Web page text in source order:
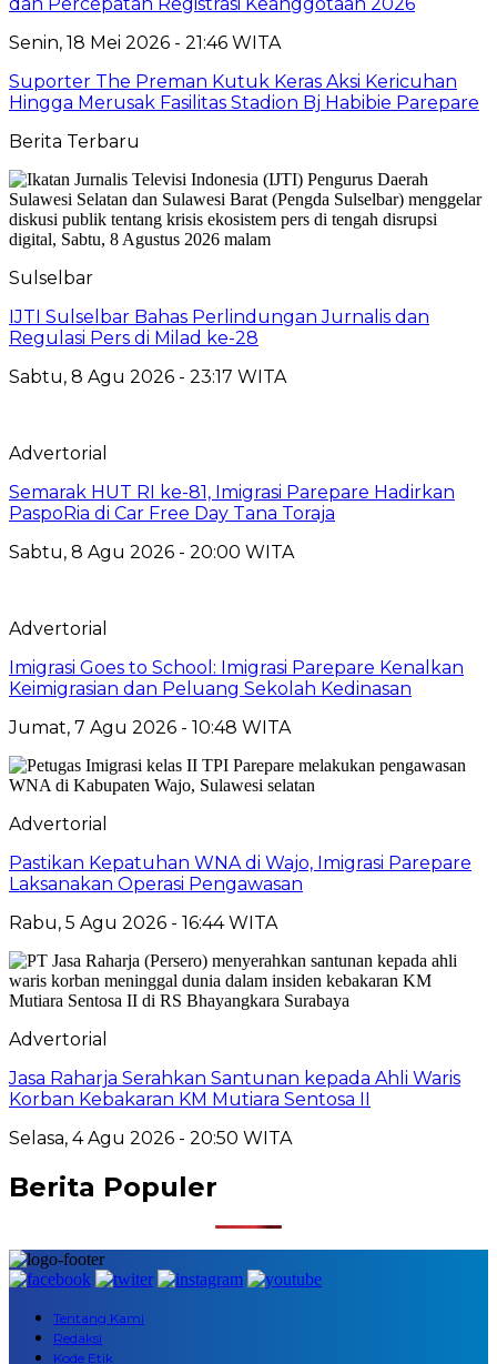
Senin, 18 Mei 2026 - 21:46 WITA
Suporter The Preman Kutuk Keras Aksi Kericuhan
Hingga Merusak Fasilitas Stadion Bj Habibie Parepare
Berita Terbaru
Sulselbar
IJTI Sulselbar Bahas Perlindungan Jurnalis dan
Regulasi Pers di Milad ke-28
Sabtu, 8 Agu 2026 - 23:17 WITA
Advertorial
Semarak HUT RI ke-81, Imigrasi Parepare Hadirkan
PaspoRia di Car Free Day Tana Toraja
Sabtu, 8 Agu 2026 - 20:00 WITA
Advertorial
Imigrasi Goes to School: Imigrasi Parepare Kenalkan
Keimigrasian dan Peluang Sekolah Kedinasan
Jumat, 7 Agu 2026 - 10:48 WITA
Advertorial
Pastikan Kepatuhan WNA di Wajo, Imigrasi Parepare
Laksanakan Operasi Pengawasan
Rabu, 5 Agu 2026 - 16:44 WITA
Advertorial
Jasa Raharja Serahkan Santunan kepada Ahli Waris
Korban Kebakaran KM Mutiara Sentosa II
Selasa, 4 Agu 2026 - 20:50 WITA
Berita Populer
Tentang Kami
Redaksi
Kode Etik